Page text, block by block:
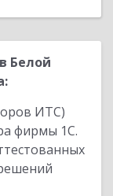
Белой
ИТС)
фирмы 1С.